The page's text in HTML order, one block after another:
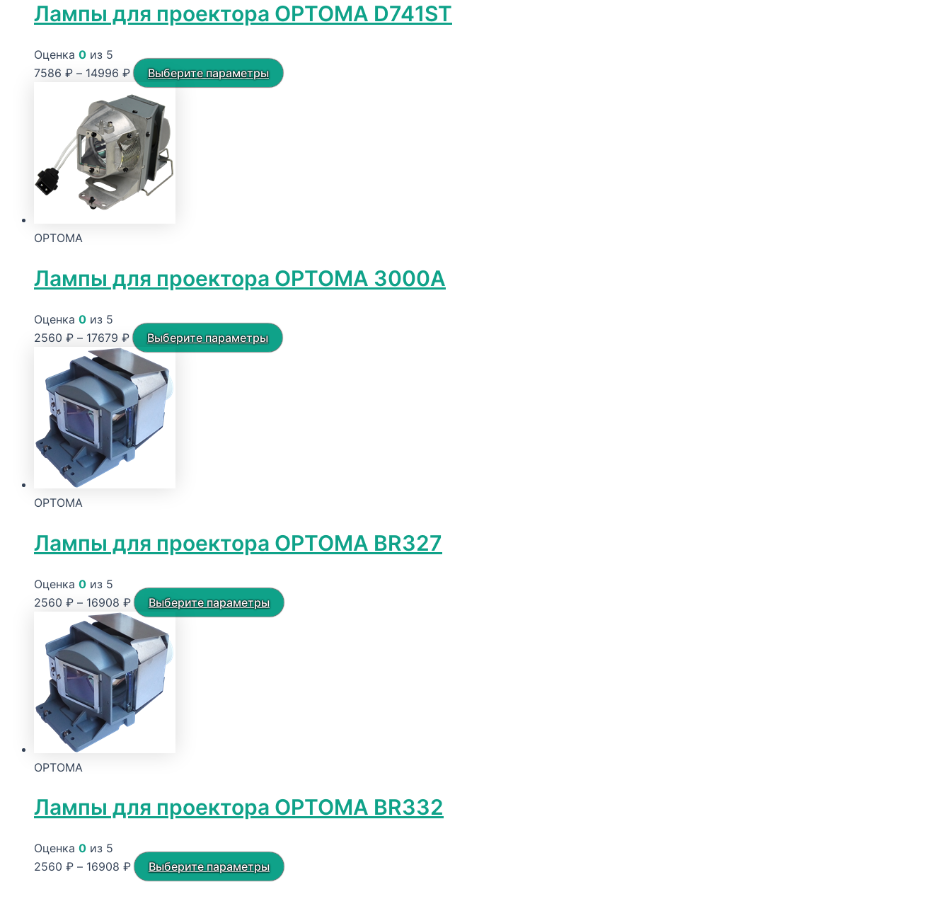
Лампы для проектора OPTOMA D741ST
Оценка 0 из 5
7586 ₽ – 14996 ₽Диапазон
цен:
7586 ₽
–
14996 ₽
Выберите параметры
Этот
OPTOMA
Лампы для проектора OPTOMA 3000A
Оценка 0 из 5
2560 ₽ – 17679 ₽Диапазон
цен:
2560 ₽
–
17679 ₽
Выберите параметры
Этот
OPTOMA
Лампы для проектора OPTOMA BR327
Оценка 0 из 5
2560 ₽ – 16908 ₽Диапазон
цен:
2560 ₽
–
16908 ₽
Выберите параметры
Этот
OPTOMA
Лампы для проектора OPTOMA BR332
Оценка 0 из 5
2560 ₽ – 16908 ₽Диапазон
цен:
Выберите параметры
Этот